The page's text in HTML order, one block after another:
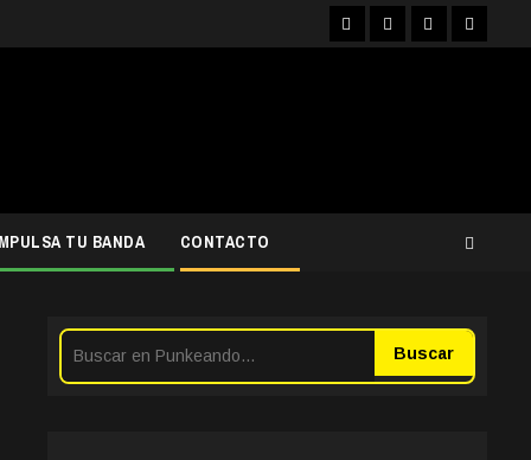
FacebookInstagram
YouTubeTwitter
TU BANDA CONTACTO
Buscar